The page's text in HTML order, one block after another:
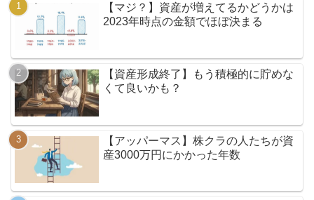
【マジ？】資産が増えてるかどうかは
2023年時点の金額でほぼ決まる
【資産形成終了】もう積極的に貯めな
くて良いかも？
【アッパーマス】株クラの人たちが資
産3000万円にかかった年数